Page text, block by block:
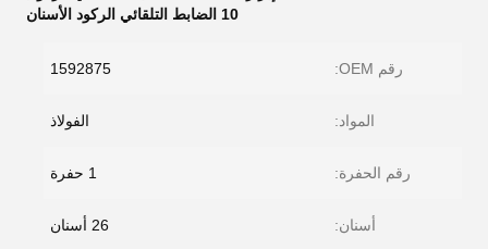
10 الضابط التلقائي الركود الأسنان
رقم OEM: 1592875
المواد: الفولاذ
رقم الحفرة: 1 حفرة
أسنان: 26 أسنان